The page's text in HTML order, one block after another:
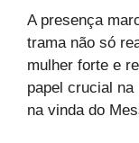
A presença
trama não só
mulher forte e
papel crucial
na vinda do